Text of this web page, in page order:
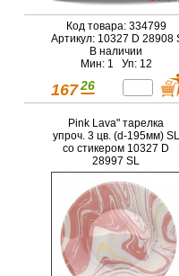
Код товара: 334799
Артикул: 10327 D 28908
В наличии
Мин: 1 Уп: 12
167 26
Pink Lava" тарелка
упроч. 3 цв. (d-195мм) SL
со стикером 10327 D
28997 SL